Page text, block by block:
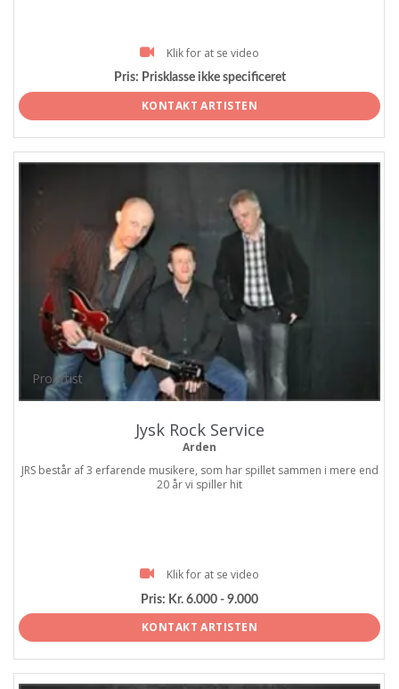
Klik for at se video
Pris: Prisklasse ikke specificeret
KONTAKT ARTISTEN
ProArtist
Jysk Rock Service
Arden
JRS består af 3 erfarende musikere, som har spillet sammen i mere end
20 år vi spiller hit
Klik for at se video
Pris: Kr. 6.000 - 9.000
KONTAKT ARTISTEN